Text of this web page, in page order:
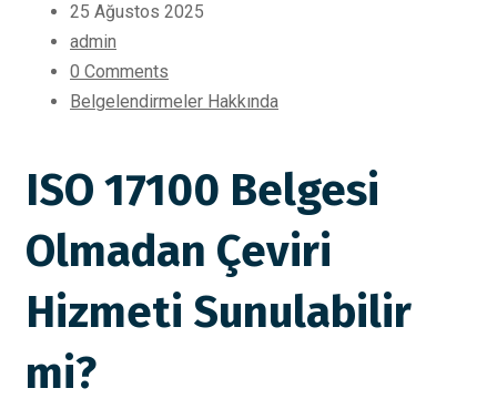
25 Ağustos 2025
admin
0 Comments
Belgelendirmeler Hakkında
ISO 17100 Belgesi
Olmadan Çeviri
Hizmeti Sunulabilir
mi?